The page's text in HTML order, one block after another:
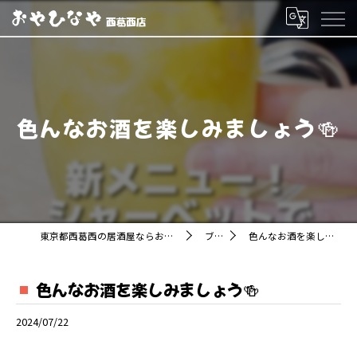
色んなお酒を楽しみましょう🍻
東京都西葛西の居酒屋ならおやひなや 西葛西店 ブログ 色んなお酒を楽しみましょう🍻
色んなお酒を楽しみましょう🍻
2024/07/22